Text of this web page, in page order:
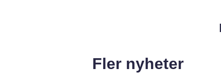
Fler nyheter